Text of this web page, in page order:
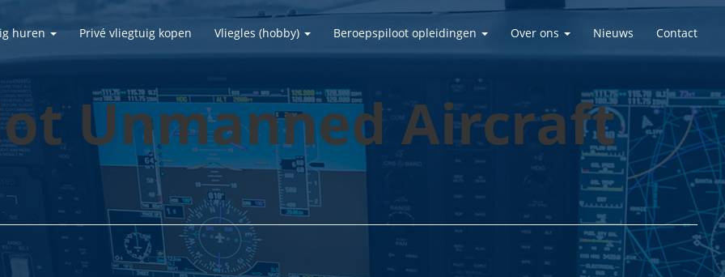
huren Privé vliegtuig kopen Vliegles (hobby) Beroepspiloot opleidingen Over ons Nieuws Contact
Unmanned Aircraft